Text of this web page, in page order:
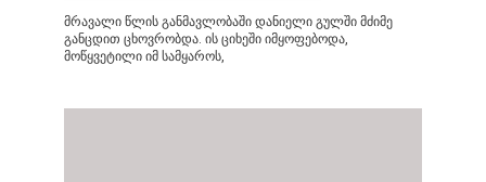
მრავალი წლის განმავლობაში დანიელი გულში მძიმე
განცდით ცხოვრობდა. ის ციხეში იმყოფებოდა,
მოწყვეტილი იმ სამყაროს,